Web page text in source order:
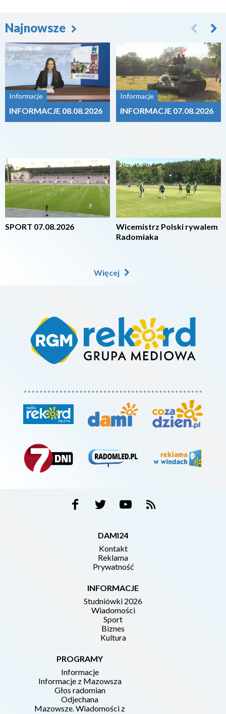
Najnowsze
2026-08-08
Informacje
INFORMACJE 08.08.2026
2026-08-07
SPORT 07.08.2026
Informacje
INFORMACJE 07.08.2026
2026-08-07
Wicemistrz Polski rywalem
Radomiaka
Więcej
DAMI24
Kontakt
Reklama
Prywatność
INFORMACJE
Studniówki 2026
Wiadomości
Sport
Biznes
Kultura
PROGRAMY
Informacje
Informacje z Mazowsza
Głos radomian
Odjechana
Mazowsze. Wiadomości z